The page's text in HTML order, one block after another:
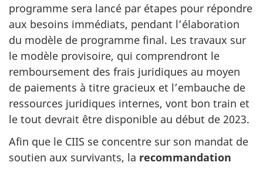
programme sera lancé par étapes pour répondre
aux besoins immédiats, pendant l’élaboration
du modèle de programme final. Les travaux sur
le modèle provisoire, qui comprendront le
remboursement des frais juridiques au moyen
de paiements à titre gracieux et l’embauche de
ressources juridiques internes, vont bon train et
le tout devrait être disponible au début de 2023.
Afin que le CIIS se concentre sur son mandat de
soutien aux survivants, la recommandation